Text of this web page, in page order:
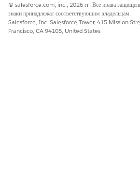
© salesforce.com, inc., 2026 гг. Все права
знаки принадлежат соответствующим владельцам.
Salesforce, Inc. Salesforce Tower, 415 Mission
Francisco, CA 94105, United States